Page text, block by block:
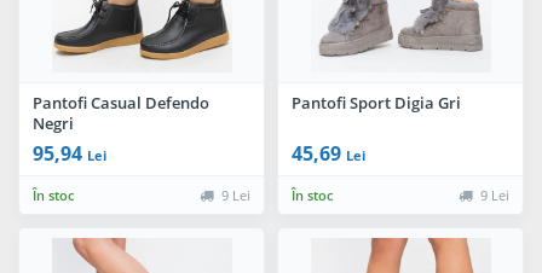
Pantofi Casual Defendo
Negri
95,94 Lei
În stoc 9 Lei
Pantofi Sport Digia Gri
45,69 Lei
În stoc 9 Lei